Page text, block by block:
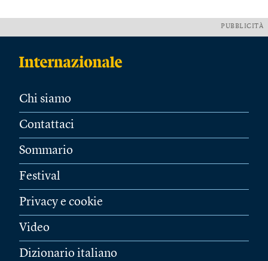
PUBBLICITÀ
Chi siamo
Contattaci
Sommario
Festival
Privacy e cookie
Video
Dizionario italiano